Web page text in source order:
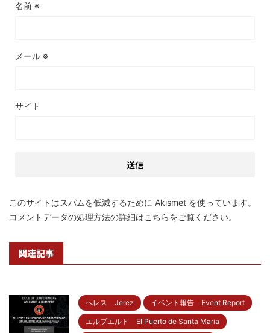
名前 ※
メール ※
サイト
このサイトはスパムを低減するために Akismet を使っています。
コメントデータの処理方法の詳細はこちらをご覧ください。
関連記事
へレス Jerez イベント報告 Event Report
エルプエルト El Puerto de Santa Maria